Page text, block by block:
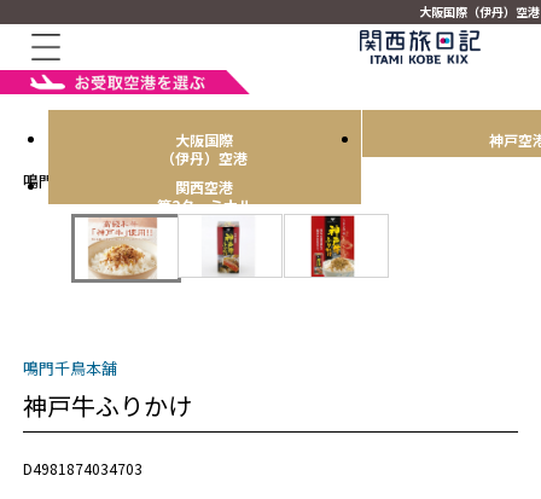
大阪国際（伊丹）空
大阪国際
（伊丹）空港
神戸空
関西空港
第2ターミナル
鳴門千鳥本舗
鳴門千鳥本舗
神戸牛ふりかけ
D4981874034703